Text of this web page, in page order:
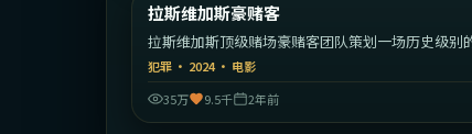
热门
拉斯维加斯豪赌客
拉斯维加斯顶级赌场豪赌客团队策划一场历史级别
窃。
犯罪· 2024· 电影
35万
9.5千 2年前